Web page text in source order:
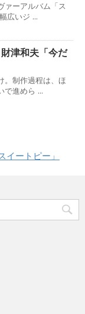
ァーアルバム「ス
広いジ ...
津和夫「今だ
。制作過程は、ほ
で進めら ...
イートピー」